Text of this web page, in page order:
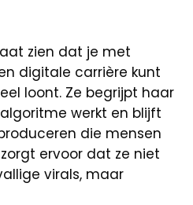
zien dat je met
digitale carrière kunt
loont. Ze begrijpt haar
werkt en blijft
die mensen
ervoor dat ze niet
virals, maar